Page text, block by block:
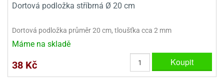
Dortová podložka stříbrná Ø 20 cm
Dortová podložka průměr 20 cm, tloušťka cca 2 mm
Máme na skladě
38 Kč Koupit